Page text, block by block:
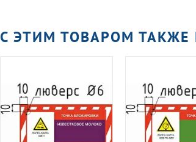
С ЭТИМ ТОВАРОМ